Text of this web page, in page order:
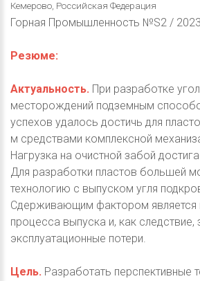
Кемерово, Российская Федерация
Горная Промышленность №S2 / 2023
Резюме:
Актуальность. При разработке
месторождений подземным
успехов удалось достичь для
м средствами комплексной
Нагрузка на очистной забой
Для разработки пластов большей
технологию с выпуском угля
Сдерживающим фактором является
процесса выпуска и, как следствие,
эксплуатационные потери.
Цель. Разработать перспективные